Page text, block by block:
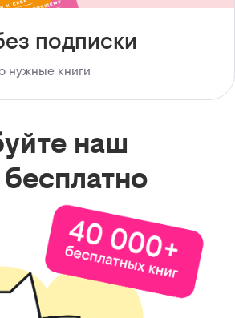
подписки
нужные книги
наш